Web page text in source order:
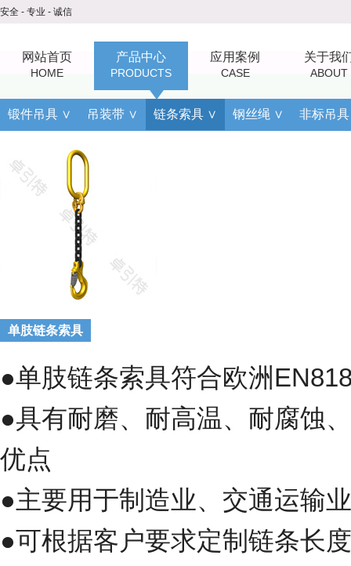
安全 - 专业 - 诚信
网站首页
HOME
产品中心
PRODUCTS
应用案例
CASE
关于我
ABOUT
锻件吊具 ∨ 吊装带 ∨ 链条索具 ∨ 钢丝绳 ∨ 非标吊
单肢链条索具
●单肢链条索具符合欧洲
●具有耐磨、耐高温、耐腐蚀
优点
●主要用于制造业、交通运输
●可根据客户要求定制链条长度